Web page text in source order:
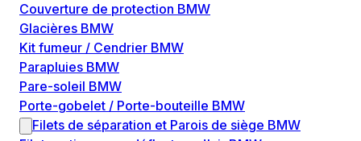
Couverture de protection BMW
Glacières BMW
Kit fumeur / Cendrier BMW
Parapluies BMW
Pare-soleil BMW
Porte-gobelet / Porte-bouteille BMW
Filets de séparation et Parois de siège BMW